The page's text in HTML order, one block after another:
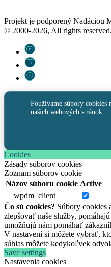
Projekt je podporený Nadáciou
© 2000-2026, All rights reserved.
Používame súbory cookies
našich webových stránok.
Cookies
Zásady súborov cookies
Zoznam súborov cookie
Názov súboru cookie Active
__wpdm_client
Čo sú cookies? Súbory cookies
zlepšovať naše služby,
umožňujú nám pomáhať
V nastavení si môžete vybrať,
súhlas môžete kedykoľvek
Save settings
Nastavenia cookies